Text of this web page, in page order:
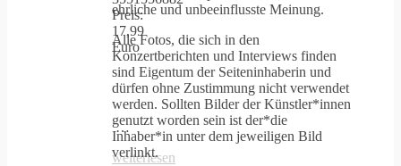
Preis:
17,99
Euro
…
weiterlesen
ehrliche und unbeeinflusste Meinung.
Alle Fotos, die sich in den
Konzertberichten und Interviews finden
sind Eigentum der Seiteninhaberin und
dürfen ohne Zustimmung nicht verwendet
werden. Sollten Bilder der Künstler*innen
genutzt worden sein ist der*die
Inhaber*in unter dem jeweiligen Bild
verlinkt.